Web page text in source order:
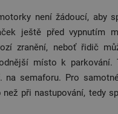
není žádoucí, aby
ještě před vypnutím
zranění, neboť řidič
místo k
na semaforu. Pro
při nastupování, tedy